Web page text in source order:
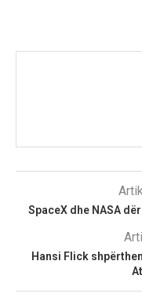
SpaceX dhe NASA
Hansi Flick